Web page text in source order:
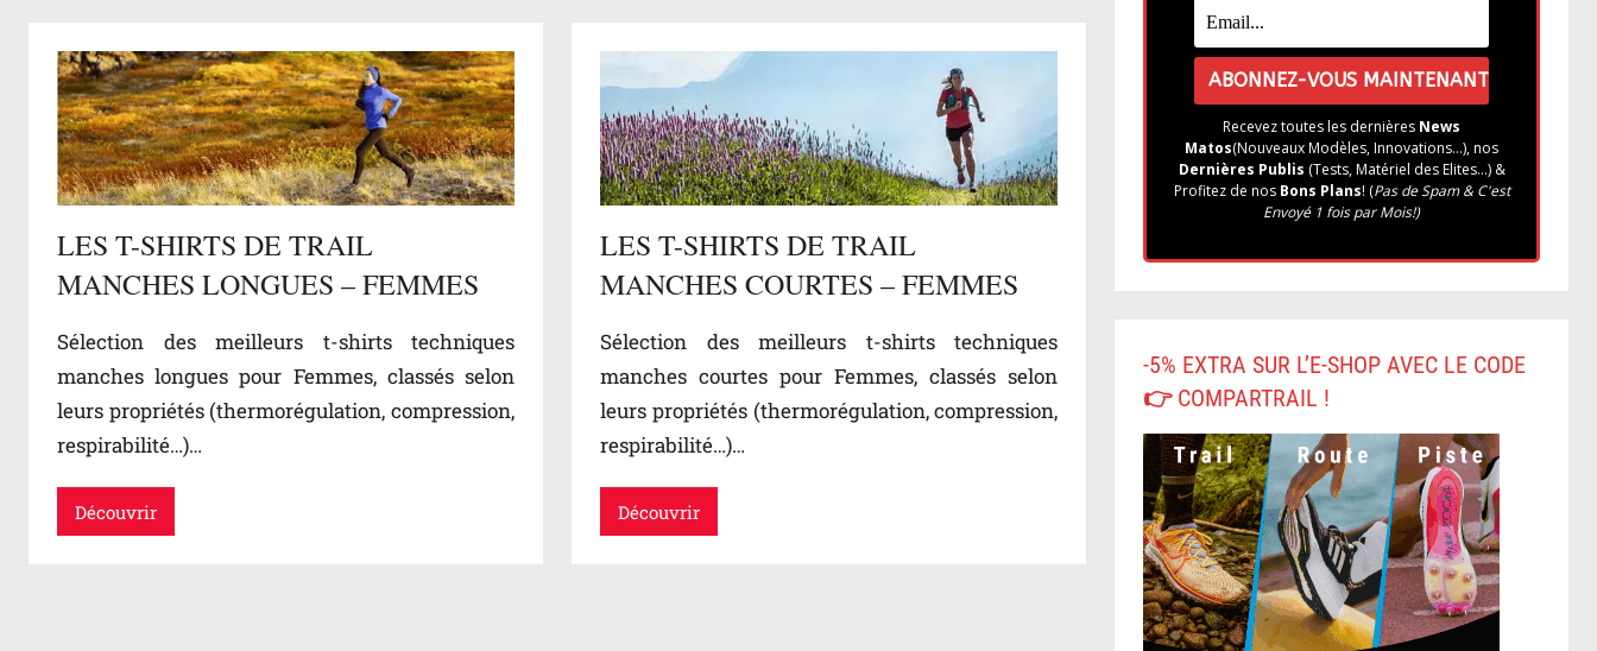
LES T-SHIRTS DE TRAIL
MANCHES LONGUES – FEMMES
Sélection des meilleurs t-shirts techniques
manches longues pour Femmes, classés selon
leurs propriétés (thermorégulation, compression,
respirabilité…)…
Découvrir
LES T-SHIRTS DE TRAIL
MANCHES COURTES – FEMMES
Sélection des meilleurs t-shirts techniques
manches courtes pour Femmes, classés selon
leurs propriétés (thermorégulation, compression,
respirabilité…)…
Découvrir
Recevez toutes les dernières News
Matos(Nouveaux Modèles, Innovations...), nos
Dernières Publis (Tests, Matériel des Elites...) &
Profitez de nosBons Plans! (Pas de Spam & C'est
Envoyé 1 fois par Mois!)
-5% EXTRA SUR L’E-SHOP AVEC LE CODE
👉 COMPARTRAIL !